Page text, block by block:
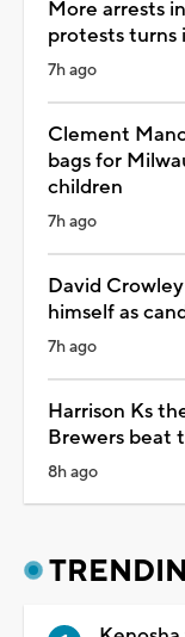
More arrests
protests
7h ago
Clement
bags for
children
7h ago
David
himself as
7h ago
Harrison Ks
Brewers beat
8h ago